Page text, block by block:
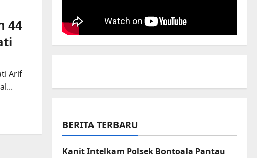
44
Arif
BERITA TERBARU
Kanit Intelkam Polsek Bontoala Pantau